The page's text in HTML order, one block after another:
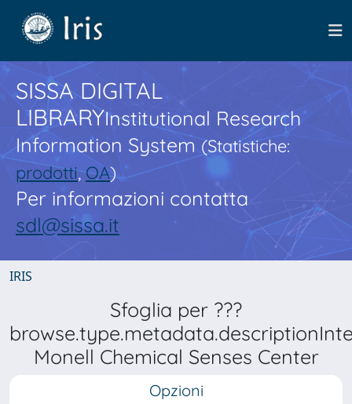
SISSA DIGITAL
LIBRARYInstitutional Research
Information System(Statistiche:
prodotti,OA)
Per informazioni contatta
sdl@sissa.it
IRIS
Sfoglia per ???
Monell Chemical Senses Center
Opzioni